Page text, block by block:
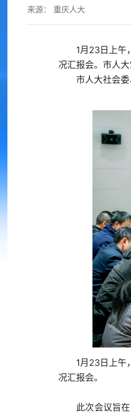
来源： 重庆人大
1月23日上午
况汇报会。市人
市人大社会
1月23日上午
况汇报会。
此次会议旨